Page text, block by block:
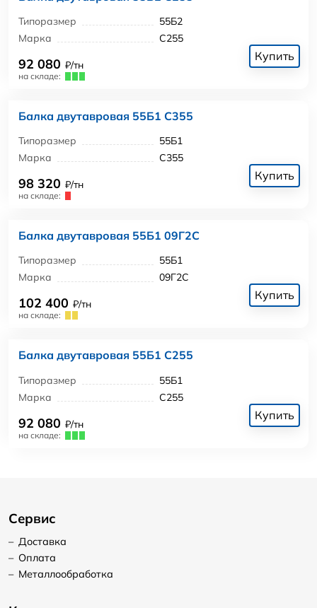
Типоразмер
55Б2
Марка
С255
92 080 ₽/тн
на складе:
Купить
Балка двутавровая 55Б1 С355
Типоразмер
55Б1
Марка
С355
98 320 ₽/тн
на складе:
Купить
Балка двутавровая 55Б1 09Г2С
Типоразмер
55Б1
Марка
09Г2С
102 400 ₽/тн
на складе:
Купить
Балка двутавровая 55Б1 С255
Типоразмер
55Б1
Марка
С255
92 080 ₽/тн
на складе:
Купить
Сервис
– Доставка
– Оплата
– Металлообработка